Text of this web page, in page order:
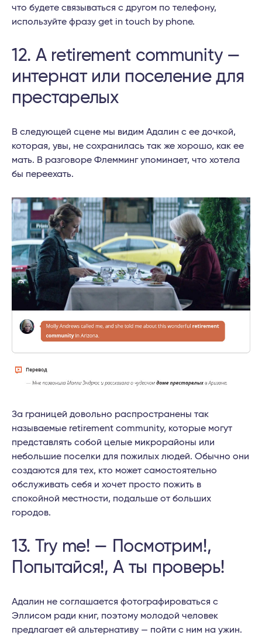
что будете связываться с другом по телефону,
используйте фразу get in touch by phone.
12. A retirement community —
интернат или поселение для
престарелых
В следующей сцене мы видим Адалин с ее дочкой,
которая, увы, не сохранилась так же хорошо, как ее
мать. В разговоре Флемминг упоминает, что хотела
бы переехать.
За границей довольно распространены так
называемые retirement community, которые могут
представлять собой целые микрорайоны или
небольшие поселки для пожилых людей. Обычно они
создаются для тех, кто может самостоятельно
обслуживать себя и хочет просто пожить в
спокойной местности, подальше от больших
городов.
13. Try me! — Посмотрим!,
Попытайся!, А ты проверь!
Адалин не соглашается фотографироваться с
Эллисом ради книг, поэтому молодой человек
предлагает ей альтернативу — пойти с ним на ужин.